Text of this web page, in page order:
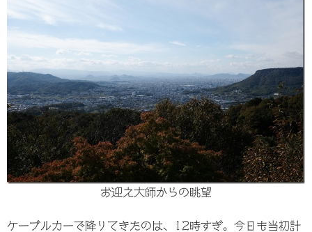
お迎え大師からの眺望
ケーブルカーで降りてきたのは、12時すぎ。今日も当初計